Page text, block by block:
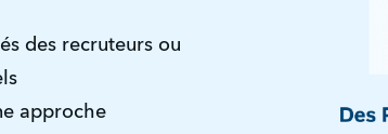
des recruteurs ou
approche